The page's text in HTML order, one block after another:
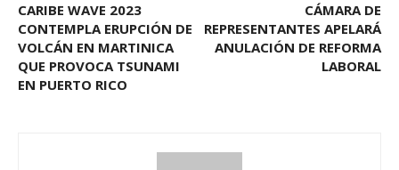
CARIBE WAVE 2023
CONTEMPLA ERUPCIÓN DE
VOLCÁN EN MARTINICA
QUE PROVOCA TSUNAMI
EN PUERTO RICO
CÁMARA DE
REPRESENTANTES APELARÁ
ANULACIÓN DE REFORMA
LABORAL